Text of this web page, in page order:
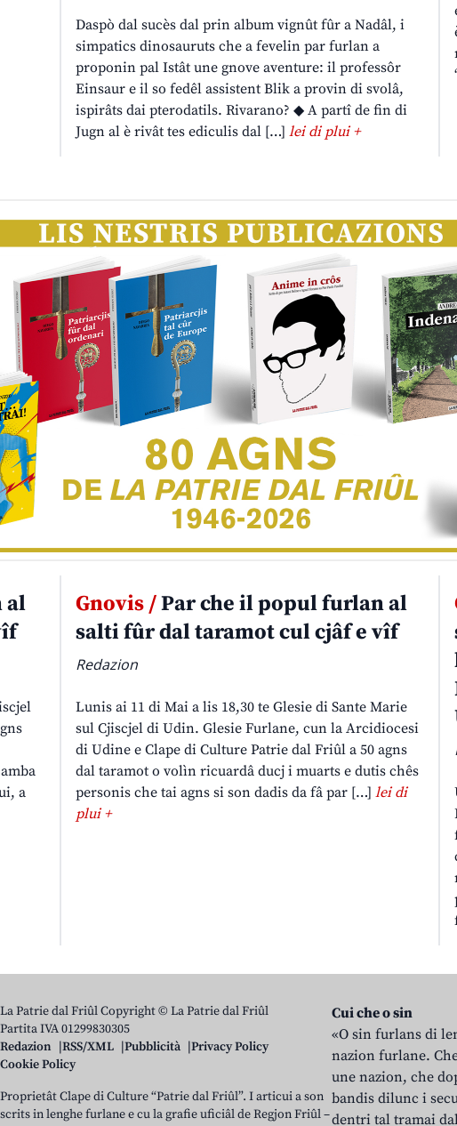
Daspò dal sucès dal prin album vignût fûr a Nadâl, i
simpatics dinosauruts che a fevelin par furlan a
proponin pal Istât une gnove aventure: il professôr
Einsaur e il so fedêl assistent Blik a provin di svolâ,
ispirâts dai pterodatils. Rivarano? ◆ A partî de fin di
Jugn al è rivât tes ediculis dal […] lei di plui +
al
a
Gnovis /Par che il popul furlan al
salti fûr dal taramot cul cjâf e vîf
Redazion
Lunis ai 11 di Mai a lis 18,30 te Glesie di Sante Marie
sul Cjiscjel di Udin. Glesie Furlane, cun la Arcidiocesi
di Udine e Clape di Culture Patrie dal Friûl a 50 agns
dal taramot o volìn ricuardâ ducj i muarts e dutis chês
personis che tai agns si son dadis da fâ par […] lei di
plui +
La Patrie dal Friûl Copyright © La Patrie dal Friûl
Partita IVA 01299830305
Redazion
RSS/XML Pubblicità
Privacy Policy
Cookie Policy
Proprietât Clape di Culture “Patrie dal Friûl”. I articui a son
scrits in lenghe furlane e cu la grafie uficiâl de Regjon Friûl –
Cui che o sin
«O sin furlans di
nazion furlane.
une nazion, che
bandis dilunc i
dentri tal tramai